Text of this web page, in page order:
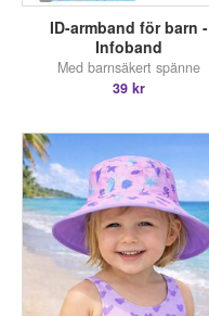
ID-armband för barn -
Infoband
Med barnsäkert spänne
39 kr